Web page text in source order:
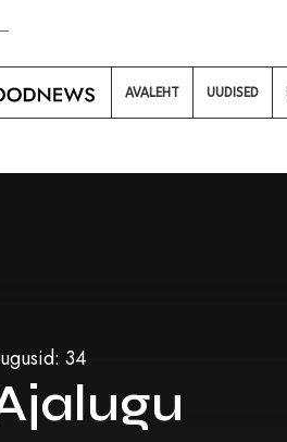
AVALEHT UUDISED
34